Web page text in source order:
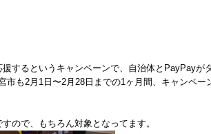
するというキャンペーンで、自治体とPayPayが
市も2月1日〜2月28日までの1ヶ月間、キャンペー
ので、もちろん対象となってます。